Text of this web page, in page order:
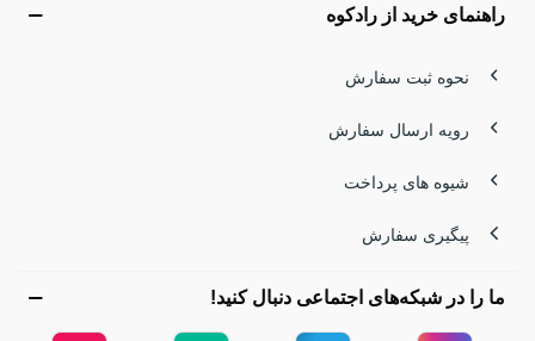
راهنمای خرید از رادکوه
نحوه ثبت سفارش
رویه ارسال سفارش
شیوه های پرداخت
پیگیری سفارش
ما را در شبکه‌های اجتماعی دنبال کنید!